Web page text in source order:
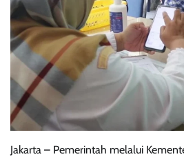
Jakarta – Pemerintah melalui